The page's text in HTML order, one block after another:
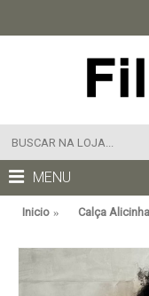
MENU
Inicio Calça